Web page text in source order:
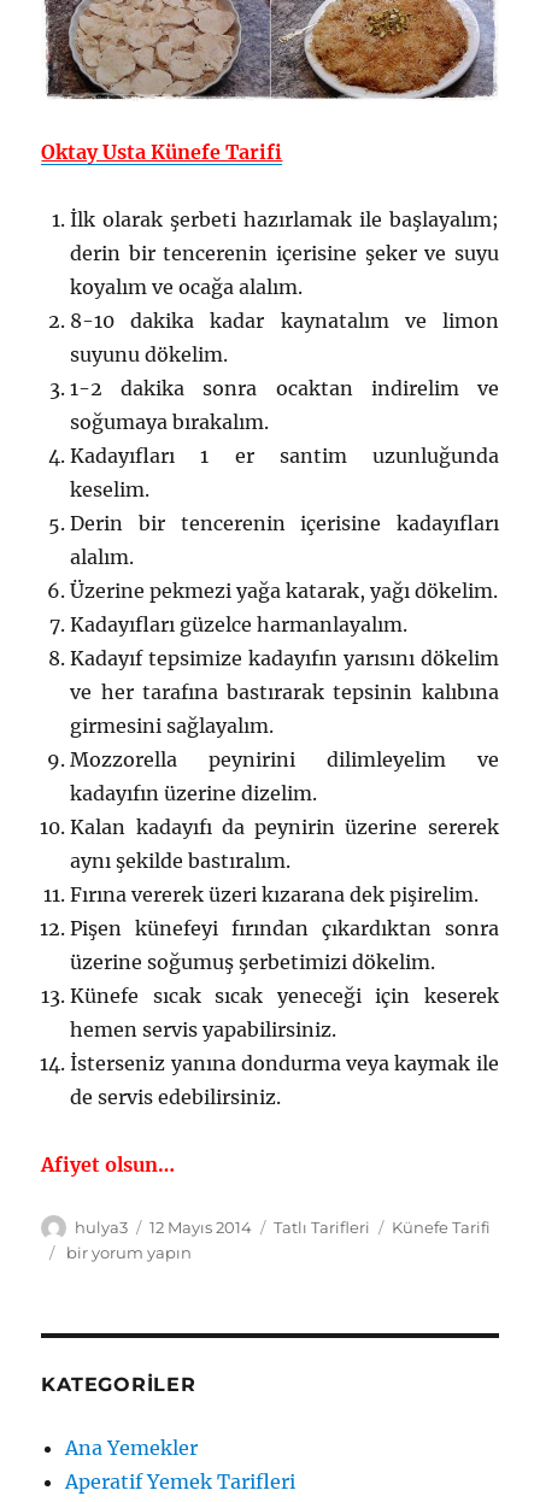
Oktay Usta Künefe Tarifi
İlk olarak şerbeti hazırlamak ile başlayalım;
derin bir tencerenin içerisine şeker ve suyu
koyalım ve ocağa alalım.
8-10 dakika kadar kaynatalım ve limon
suyunu dökelim.
1-2 dakika sonra ocaktan indirelim ve
soğumaya bırakalım.
Kadayıfları 1 er santim uzunluğunda
keselim.
Derin bir tencerenin içerisine kadayıfları
alalım.
Üzerine pekmezi yağa katarak, yağı dökelim.
Kadayıfları güzelce harmanlayalım.
Kadayıf tepsimize kadayıfın yarısını dökelim
ve her tarafına bastırarak tepsinin kalıbına
girmesini sağlayalım.
Mozzorella peynirini dilimleyelim ve
kadayıfın üzerine dizelim.
Kalan kadayıfı da peynirin üzerine sererek
aynı şekilde bastıralım.
Fırına vererek üzeri kızarana dek pişirelim.
Pişen künefeyi fırından çıkardıktan sonra
üzerine soğumuş şerbetimizi dökelim.
Künefe sıcak sıcak yeneceği için keserek
hemen servis yapabilirsiniz.
İsterseniz yanına dondurma veya kaymak ile
de servis edebilirsiniz.
Afiyet olsun…
Yazar
hulya3
Yayın
tarihi
12 Mayıs 2014 Kategoriler
Tatlı Tarifleri Etiketler
Künefe Tarifi
Oktay
bir yorum yapın
KATEGORILER
Ana Yemekler
Aperatif Yemek Tarifleri